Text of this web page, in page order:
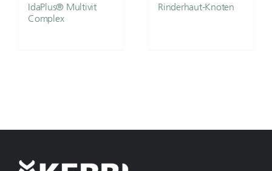
IdaPlus® Multivit
Complex
Rinderhaut-Knoten